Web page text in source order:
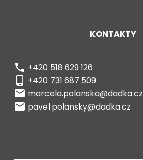
KONTAKTY
phone +420 518 629 126
phone_android +420 731 687 509
local_post_office marcela.polanska@dadka.cz
local_post_office pavel.polansky@dadka.cz